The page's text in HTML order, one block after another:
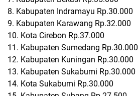
8. Kabupaten Indramayu Rp.30.000
9. Kabupaten Karawang Rp.32.000
10. Kota Cirebon Rp.37.000
11. Kabupaten Sumedang Rp.30.000
12. Kabupaten Kuningan Rp.30.000
13. Kabupaten Sukabumi Rp.30.000
14. Kota Sukabumi Rp.30.000